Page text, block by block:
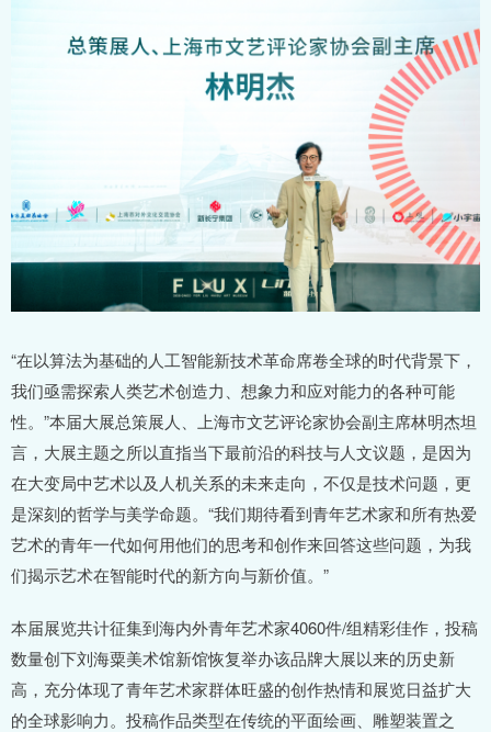
“在以算法为基础的人工智能新技术革命席卷全球的时代背景下，
我们亟需探索人类艺术创造力、想象力和应对能力的各种可能
性。”本届大展总策展人、上海市文艺评论家协会副主席林明杰坦
言，大展主题之所以直指当下最前沿的科技与人文议题，是因为
在大变局中艺术以及人机关系的未来走向，不仅是技术问题，更
是深刻的哲学与美学命题。“我们期待看到青年艺术家和所有热爱
艺术的青年一代如何用他们的思考和创作来回答这些问题，为我
们揭示艺术在智能时代的新方向与新价值。”
本届展览共计征集到海内外青年艺术家4060件/组精彩佳作，投稿
数量创下刘海粟美术馆新馆恢复举办该品牌大展以来的历史新
高，充分体现了青年艺术家群体旺盛的创作热情和展览日益扩大
的全球影响力。投稿作品类型在传统的平面绘画、雕塑装置之